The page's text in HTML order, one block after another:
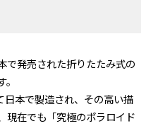
で発売された折りたたみ式の
本で製造され、その高い描
現在でも「究極のポラロイド